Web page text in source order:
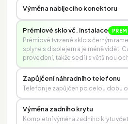
Výměna nabíjecího konektoru
Prémiové sklo vč. instalace
Prémiové tvrzené sklo s černým
splyne s displejem a je méně vidět.
provedení, takže sedí i s většinou
Zapůjčení náhradního telefonu
Telefon je zapůjčen po celou dobu
Výměna zadního krytu
Kompletní výměna zadního krytu